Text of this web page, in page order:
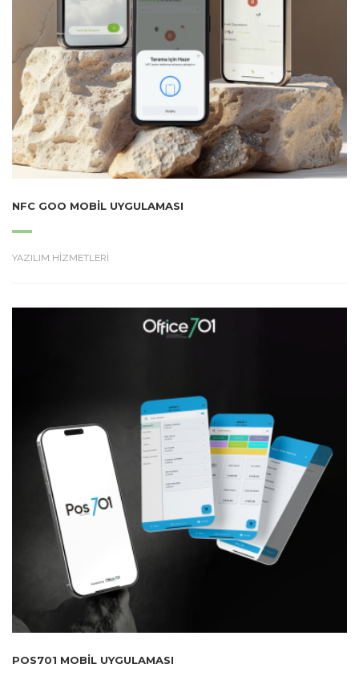
NFC GOO MOBIL UYGULAMASI
YAZILIM HİZMETLERİ
POS701 MOBIL UYGULAMASI